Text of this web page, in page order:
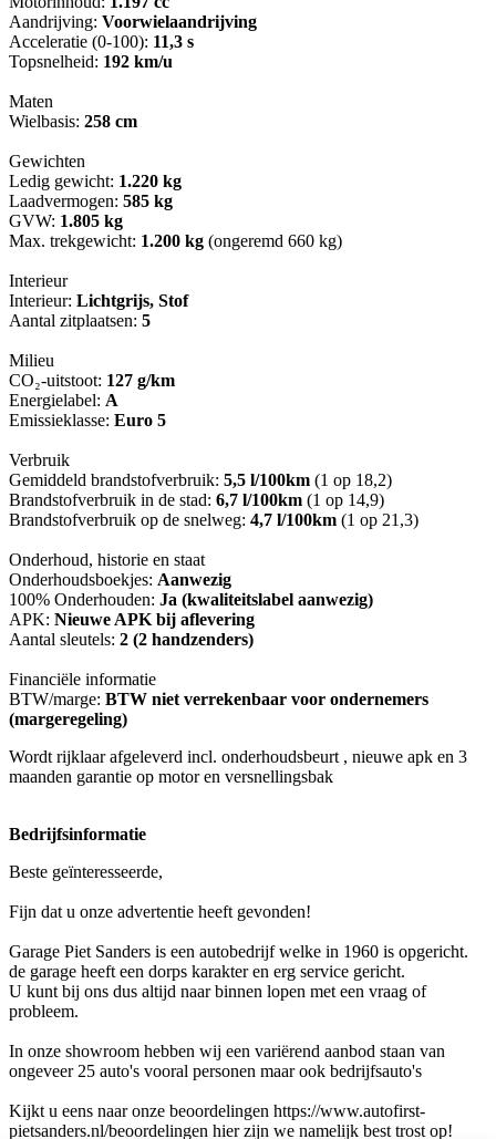
Aandrijving: Voorwielaandrijving
Acceleratie (0-100): 11,3 s
Topsnelheid: 192 km/u
Maten
Wielbasis: 258 cm
Gewichten
Ledig gewicht: 1.220 kg
Laadvermogen: 585 kg
GVW: 1.805 kg
Max. trekgewicht: 1.200 kg (ongeremd 660 kg)
Interieur
Interieur: Lichtgrijs, Stof
Aantal zitplaatsen: 5
Milieu
CO₂-uitstoot: 127 g/km
Energielabel: A
Emissieklasse: Euro 5
Verbruik
Gemiddeld brandstofverbruik: 5,5 l/100km (1 op 18,2)
Brandstofverbruik in de stad: 6,7 l/100km (1 op 14,9)
Brandstofverbruik op de snelweg: 4,7 l/100km (1 op 21,3)
Onderhoud, historie en staat
Onderhoudsboekjes: Aanwezig
100% Onderhouden: Ja (kwaliteitslabel aanwezig)
APK: Nieuwe APK bij aflevering
Aantal sleutels: 2 (2 handzenders)
Financiële informatie
BTW/marge: BTW niet verrekenbaar voor ondernemers
(margeregeling)
Wordt rijklaar afgeleverd incl. onderhoudsbeurt , nieuwe apk en 3
maanden garantie op motor en versnellingsbak
Bedrijfsinformatie
Beste geïnteresseerde,
Fijn dat u onze advertentie heeft gevonden!
Garage Piet Sanders is een autobedrijf welke in 1960 is opgericht.
de garage heeft een dorps karakter en erg service gericht.
U kunt bij ons dus altijd naar binnen lopen met een vraag of
probleem.
In onze showroom hebben wij een variërend aanbod staan van
ongeveer 25 auto's vooral personen maar ook bedrijfsauto's
Kijkt u eens naar onze beoordelingen https://www.autofirst-
pietsanders.nl/beoordelingen hier zijn we namelijk best trost op!